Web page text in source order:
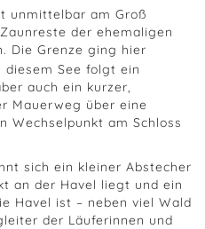
unmittelbar am Groß
der ehemaligen
Die Grenze ging hier
diesem See folgt ein
auch ein kurzer,
Mauerweg über eine
Wechselpunkt am Schloss
sich ein kleiner Abstecher
an der Havel liegt und ein
Havel ist – neben viel Wald
der Läuferinnen und